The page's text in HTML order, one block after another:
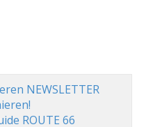
NEWSLETTER
ROUTE 66